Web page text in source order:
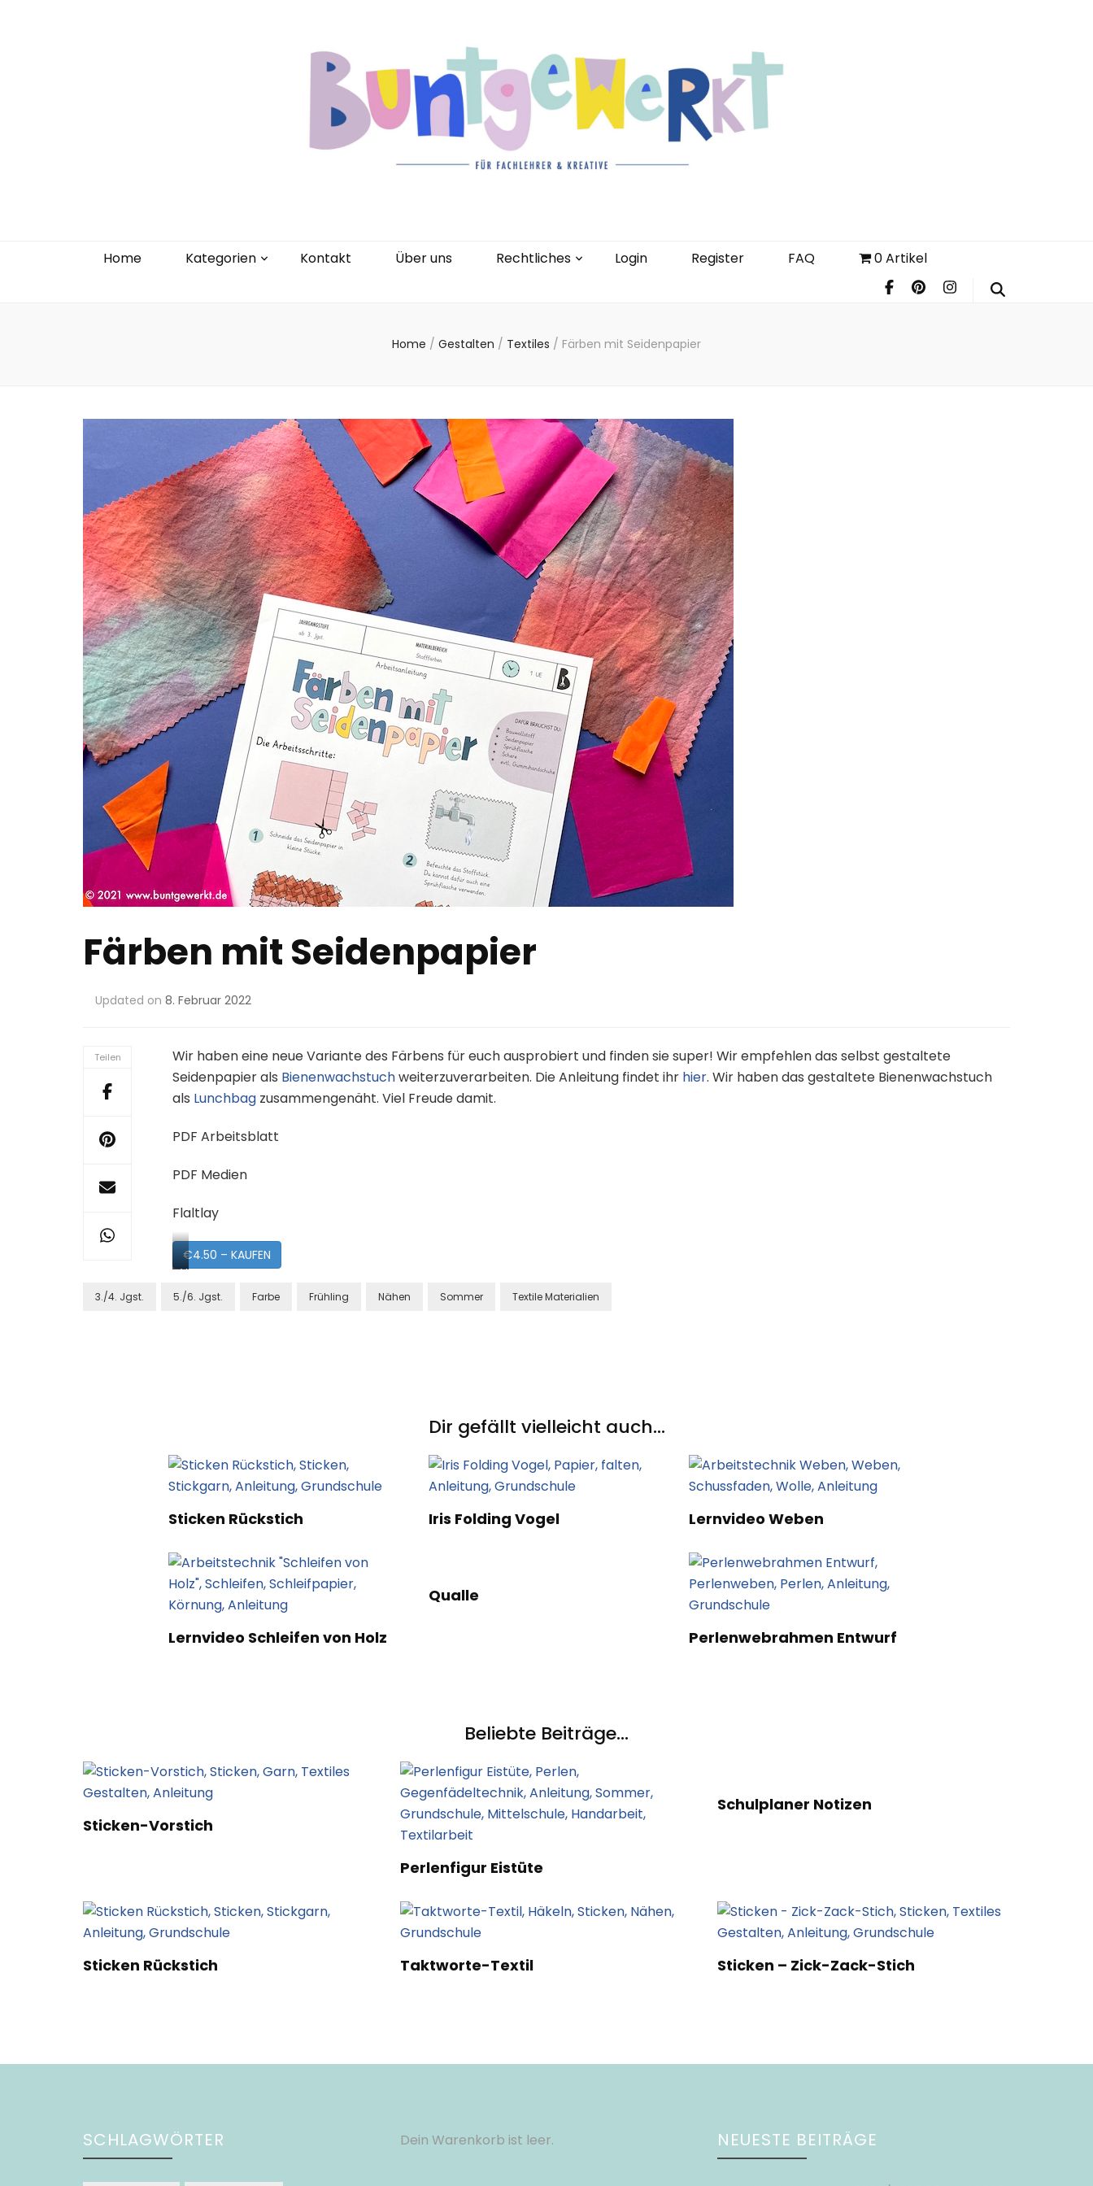
Home Kategorien Kontakt Über uns Rechtliches Login Register FAQ 0 Artikel
Home / Gestalten / Textiles / Färben mit Seidenpapier
Färben mit Seidenpapier
Updated on 8. Februar 2022
Teilen
Wir haben eine neue Variante des Färbens für euch ausprobiert und finden sie super! Wir empfehlen das selbst gestaltete
Seidenpapier als Bienenwachstuchweiterzuverarbeiten. Die Anleitung findet ihr hier. Wir haben das gestaltete Bienenwachstuch
als Lunchbag zusammengenäht. Viel Freude damit.
PDF Arbeitsblatt
PDF Medien
Flaltlay
€4.50 – KAUFEN
Vorschau
3./4. Jgst.
5./6. Jgst. Farbe Frühling Nähen Sommer Textile Materialien
Dir gefällt vielleicht auch...
Sticken Rückstich Iris Folding Vogel Lernvideo Weben
Lernvideo Schleifen von Holz
Qualle
Perlenwebrahmen Entwurf
Beliebte Beiträge...
Sticken-Vorstich
Perlenfigur Eistüte
Schulplaner Notizen
Sticken Rückstich Taktworte-Textil Sticken – Zick-Zack-Stich
SCHLAGWÖRTER Dein Warenkorb ist leer. NEUESTE BEITRÄGE